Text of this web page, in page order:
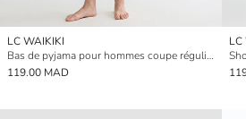
LC WAIKIKI
Bas de pyjama pour hommes coupe régulière
119.00 MAD
LC